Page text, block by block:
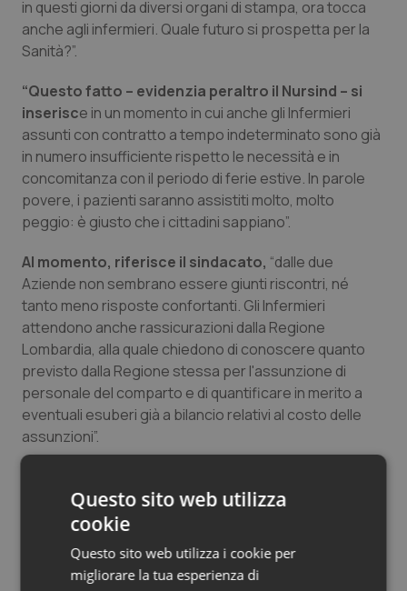
Quotidiano Chirurgia
Quotidiano Oncologia
Quotidiano Pediatria
Rene & patologie urogenitali
Salute orale & impianti
Sangue & coagulazione
Tiroide
Tumore al seno
Tumore ovarico
Tumori del Polmone & Testa Collo
Tumori gastrointestinali
Ulcera & Reflusso
Vaccini
in questi giorni da diversi organi di stampa, ora tocca
anche agli infermieri. Quale futuro si prospetta per la
Sanità?”.
“Questo fatto – evidenzia peraltro il Nursind – si
inserisce in un momento in cui anche gli Infermieri
assunti con contratto a tempo indeterminato sono già
in numero insufficiente rispetto le necessità e in
concomitanza con il periodo di ferie estive. In parole
povere, i pazienti saranno assistiti molto, molto
peggio: è giusto che i cittadini sappiano”.
Al momento, riferisce il sindacato, “dalle due
Aziende non sembrano essere giunti riscontri, né
tanto meno risposte confortanti. Gli Infermieri
attendono anche rassicurazioni dalla Regione
Lombardia, alla quale chiedono di conoscere quanto
previsto dalla Regione stessa per l'assunzione di
personale del comparto e di quantificare in merito a
eventuali esuberi già a bilancio relativi al costo delle
assunzioni”.
il risultato è che ci troviamo sotto una scure di ulteriori
nuovi tagli. Tagli che significano maggiore precariato,
favore solo di alcuni e ore di straordinari non pagati per
i tanti altri. La situazione è davvero critica: le Aziende
Questo sito web utilizza
cookie
Questo sito web utilizza i cookie per
migliorare la tua esperienza di